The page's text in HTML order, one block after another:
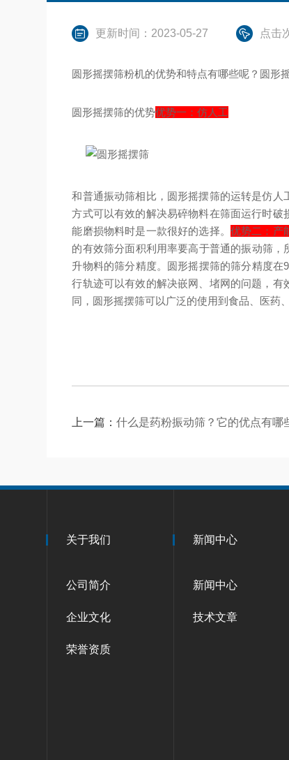
更新时间：2023-05-27 点击
圆形摇摆筛粉机的优势和特点有哪些呢？圆形
圆形摇摆筛的优势优势一：仿人工
和普通振动筛相比，圆形摇摆筛的运转是仿
方式可以有效的解决易碎物料在筛面运行时
能磨损物料时是一款很好的选择。 优势二：产
的有效筛分面积利用率要高于普通的振动筛，
升物料的筛分精度。圆形摇摆筛的筛分精度在
行轨迹可以有效的解决嵌网、堵网的问题，有
同，圆形摇摆筛可以广泛的使用到食品、医药
上一篇：什么是药粉振动筛？它的优点有哪
关于我们
公司简介
企业文化
荣誉资质
新闻中心
新闻中心
技术文章